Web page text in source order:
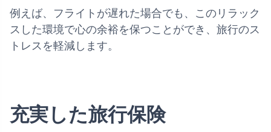
例えば、フライトが遅れた場合でも、このリラック
スした環境で心の余裕を保つことができ、旅行のス
トレスを軽減します。
充実した旅行保険